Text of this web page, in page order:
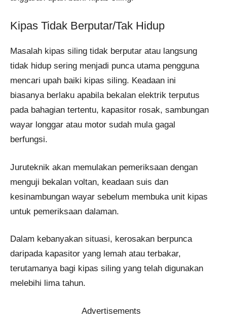
Kipas Tidak Berputar/Tak Hidup
Masalah kipas siling tidak berputar atau langsung
tidak hidup sering menjadi punca utama pengguna
mencari upah baiki kipas siling. Keadaan ini
biasanya berlaku apabila bekalan elektrik terputus
pada bahagian tertentu, kapasitor rosak, sambungan
wayar longgar atau motor sudah mula gagal
berfungsi.
Juruteknik akan memulakan pemeriksaan dengan
menguji bekalan voltan, keadaan suis dan
kesinambungan wayar sebelum membuka unit kipas
untuk pemeriksaan dalaman.
Dalam kebanyakan situasi, kerosakan berpunca
daripada kapasitor yang lemah atau terbakar,
terutamanya bagi kipas siling yang telah digunakan
melebihi lima tahun.
Advertisements